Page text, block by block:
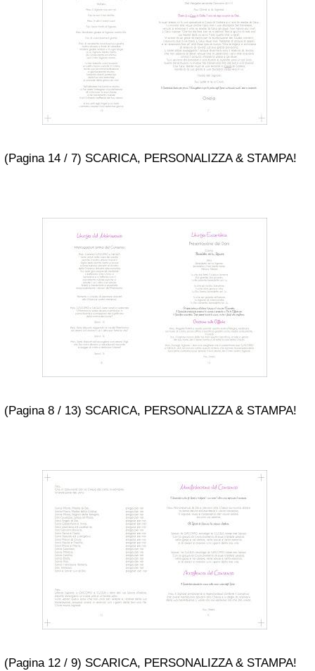
(Pagina 14 / 7) SCARICA, PERSONALIZZA & STAMPA!
(Pagina 8 / 13) SCARICA, PERSONALIZZA & STAMPA!
(Pagina 12 / 9) SCARICA, PERSONALIZZA & STAMPA!